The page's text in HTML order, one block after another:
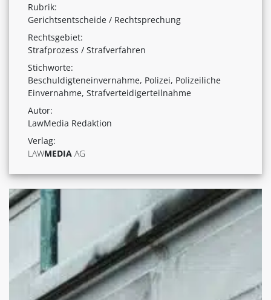
Rubrik:
Gerichtsentscheide / Rechtsprechung
Rechtsgebiet:
Strafprozess / Strafverfahren
Stichworte:
Beschuldigteneinvernahme, Polizei, Polizeiliche
Einvernahme, Strafverteidigerteilnahme
Autor:
LawMedia Redaktion
Verlag:
LAWMEDIA AG